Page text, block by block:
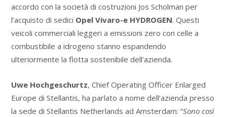
accordo con la società di costruzioni Jos Scholman per
l’acquisto di sedici Opel Vivaro-e HYDROGEN. Questi
veicoli commerciali leggeri a emissioni zero con celle a
combustibile a idrogeno stanno espandendo
ulteriormente la flotta sostenibile dell’azienda.
Uwe Hochgeschurtz, Chief Operating Officer Enlarged
Europe di Stellantis, ha parlato a nome dell’azienda presso
la sede di Stellantis Netherlands ad Amsterdam: “Sono così